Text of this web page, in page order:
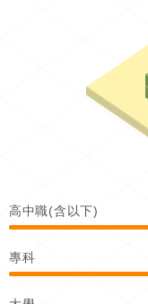
高中職(含以下)
專科